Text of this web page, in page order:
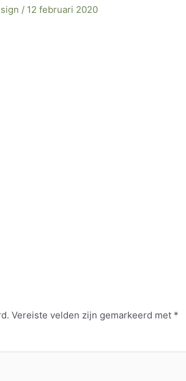
/ 12 februari 2020
Vereiste velden zijn gemarkeerd met *